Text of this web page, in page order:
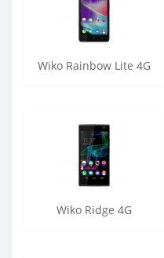
Wiko Rainbow Lite 4G
Wiko Ridge 4G